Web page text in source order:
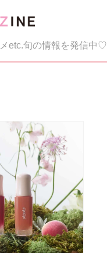
etc.旬の情報を発信中♡